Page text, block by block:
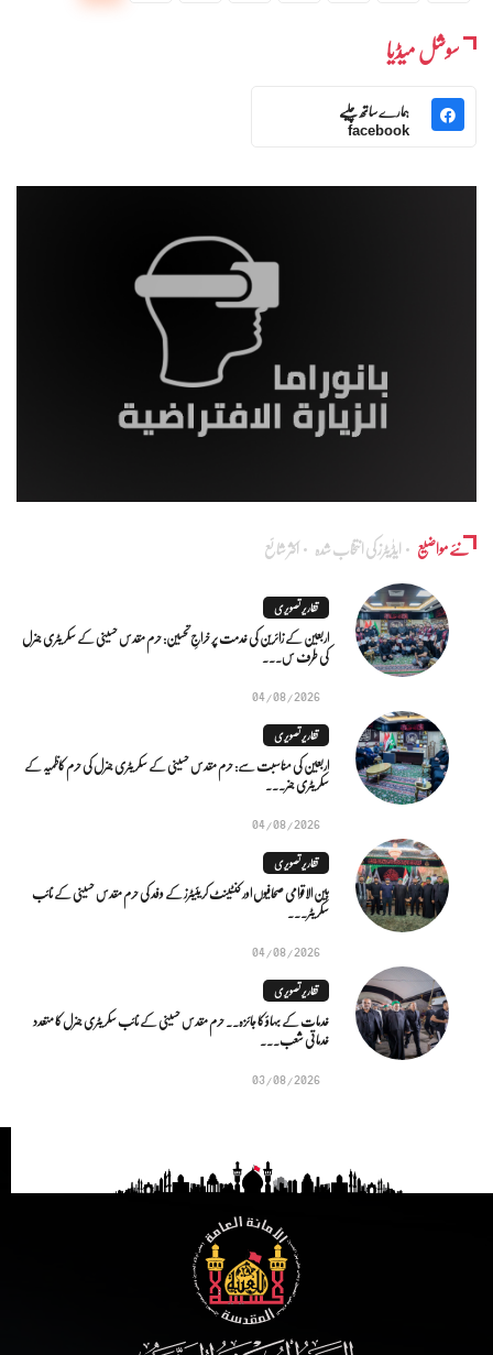
سوشل میڈیا
ہمارے ساتھ چلیے
facebook
نئے مواضیع ایڈٰیٹرز کی انتخاب شدہ اکثر شائع
تقاریر تصویری
اربعین کے زائرین کی خدمت پر خراجِ تحسین: حرم مقدس حسینی کے سکریٹری جنرل
کی طرف س...
04/08/2026
تقاریر تصویری
اربعین کی مناسبت سے: حرم مقدس حسینی کے سکریٹری جنرل کی حرم کاظمیہ کے
سکریٹری جنر...
04/08/2026
تقاریر تصویری
بین الاقوامی صحافیوں اور کنٹینٹ کریئیٹرز کے وفد کی حرم مقدس حسینی کے نائب
سکریٹر...
04/08/2026
تقاریر تصویری
خدمات کے بہاؤ کا جائزہ.. حرم مقدس حسینی کے نائب سکریٹری جنرل کا متعدد
خدماتی شعب...
03/08/2026